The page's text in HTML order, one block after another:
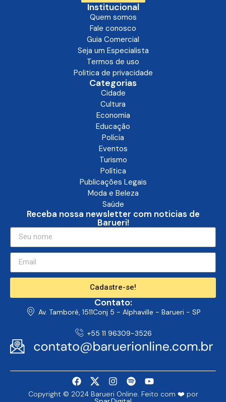
Institucional
Quem somos
Fale conosco
Guia Comercial
Seja um Especialista
Termos de uso
Politica de privacidade
Categorias
Cidade
Cultura
Economia
Educação
Polícia
Eventos
Turismo
Política
Publicações Legais
Moda e Beleza
Saúde
Receba nossa newsletter com noticias de
Barueri!
Cadastre-se!
Contato:
Av. Tamboré, 1511Conj 5 - Alphaville - Barueri - SP
+55 11 96309-3526
Copyright © 2024 Barueri Online. Feito com ❤️ por